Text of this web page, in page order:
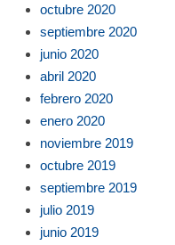
octubre 2020
septiembre 2020
junio 2020
abril 2020
febrero 2020
enero 2020
noviembre 2019
octubre 2019
septiembre 2019
julio 2019
junio 2019